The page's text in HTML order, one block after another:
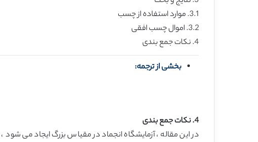
3.1. موارد استفاده از چسب
3.2. اموال چسب افقی
4. نکات جمع بندی
بخشی از ترجمه:
4. نکات جمع بندی
در این مقاله ، آزمایشگاه انجماد در مقیاس بزرگ ایجاد می